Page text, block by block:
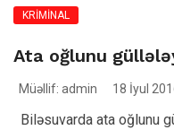
KRİMİNAL
Ata oğlunu
Müəllif: admin 18 İyul
Biləsuvarda ata oğlunu